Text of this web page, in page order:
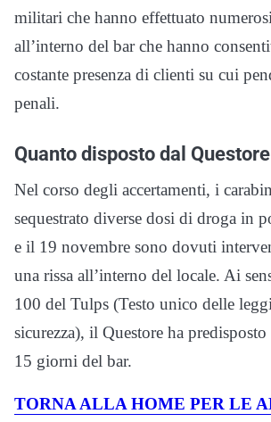
militari che hanno effettuato
all’interno del bar che hanno
costante presenza di clienti su cui
penali.
Quanto disposto dal Questore
Nel corso degli accertamenti, i
sequestrato diverse dosi di droga in
e il 19 novembre sono dovuti
una rissa all’interno del locale. Ai
100 del Tulps (Testo unico delle
sicurezza), il Questore ha
15 giorni del bar.
TORNA ALLA HOME PER LE